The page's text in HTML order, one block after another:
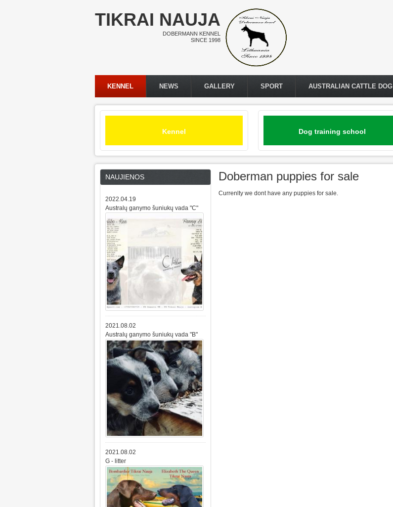
TIKRAI NAUJA
DOBERMANN KENNEL
SINCE 1998
Main menu
KENNEL NEWS GALLERY SPORT AUSTRALIAN CATTLE DOG
Kennel Dog training school
Doberman puppies for sale
Currenlty we dont have any puppies for sale.
NAUJIENOS
2022.04.19
Australų ganymo šuniukų vada "C"
2021.08.02
Australų ganymo šuniukų vada "B"
2021.08.02
G - litter